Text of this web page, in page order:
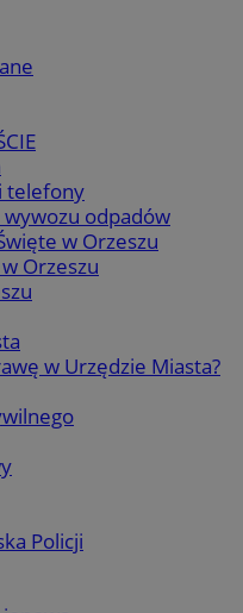
telefony
odpadów
w Orzeszu
Orzeszu
w Urzędzie Miasta?
Policji